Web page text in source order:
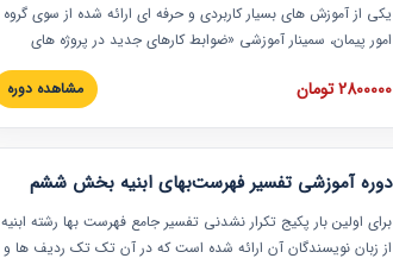
یکی از آموزش‏‏‏‏‏‏ های بسیار کاربردی و حرفه‏ ای ارائه شده از سوی گروه
امور پیمان، سمینار آموزشی «ضوابط کارهای جدید در پروژه های
عمرانی» چالش ها، تخلفات و راه حل ها با نگرش قراردادی است که
در محل سندیکای شرکت های ساختمانی کشور ارائه شد. در این
به همراه تجربیات عملی ارائه شده است.
2800000 تومان مشاهده دوره
دوره آموزشی تفسیر فهرست‌بهای ابنیه بخش ششم
برای اولین بار پکیج تکرار نشدنی تفسیر جامع فهرست بها رشته ابنیه
از زبان نویسندگان آن ارائه شده است که در آن تک تک ردیف ها و